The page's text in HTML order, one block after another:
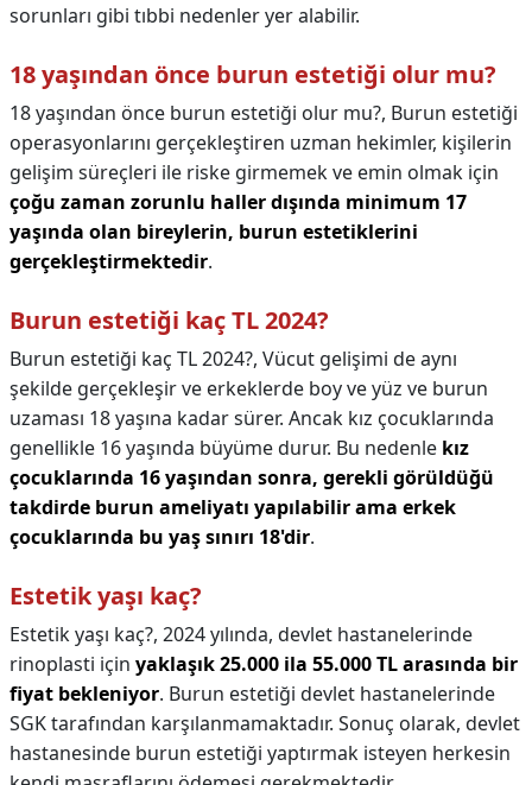
sorunları gibi tıbbi nedenler yer alabilir.
18 yaşından önce burun estetiği olur mu?
18 yaşından önce burun estetiği olur mu?, Burun estetiği
operasyonlarını gerçekleştiren uzman hekimler, kişilerin
gelişim süreçleri ile riske girmemek ve emin olmak için
çoğu zaman zorunlu haller dışında minimum 17
yaşında olan bireylerin, burun estetiklerini
gerçekleştirmektedir.
Burun estetiği kaç TL 2024?
Burun estetiği kaç TL 2024?, Vücut gelişimi de aynı
şekilde gerçekleşir ve erkeklerde boy ve yüz ve burun
uzaması 18 yaşına kadar sürer. Ancak kız çocuklarında
genellikle 16 yaşında büyüme durur. Bu nedenle kız
çocuklarında 16 yaşından sonra, gerekli görüldüğü
takdirde burun ameliyatı yapılabilir ama erkek
çocuklarında bu yaş sınırı 18'dir.
Estetik yaşı kaç?
Estetik yaşı kaç?, 2024 yılında, devlet hastanelerinde
rinoplasti için yaklaşık 25.000 ila 55.000 TL arasında bir
fiyat bekleniyor. Burun estetiği devlet hastanelerinde
SGK tarafından karşılanmamaktadır. Sonuç olarak, devlet
hastanesinde burun estetiği yaptırmak isteyen herkesin